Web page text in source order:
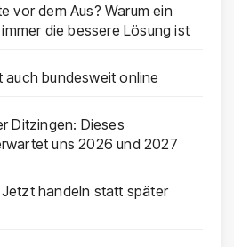
vor dem Aus? Warum ein
die bessere Lösung ist
bundesweit online
Ditzingen: Dieses
uns 2026 und 2027
handeln statt später